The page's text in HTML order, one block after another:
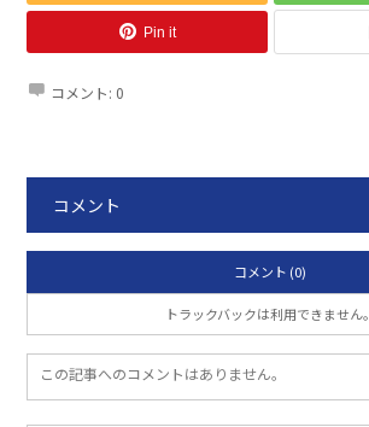
Pin it
コメント: 0
コメント
コメント (0)
トラックバックは利用できません。
この記事へのコメントはありません。